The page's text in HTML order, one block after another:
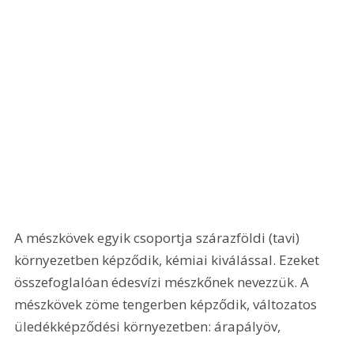
A mészkövek egyik csoportja szárazföldi (tavi)
környezetben képződik, kémiai kiválással. Ezeket
összefoglalóan édesvízi mészkőnek nevezzük. A
mészkövek zöme tengerben képződik, változatos
üledékképződési környezetben: árapályöv,